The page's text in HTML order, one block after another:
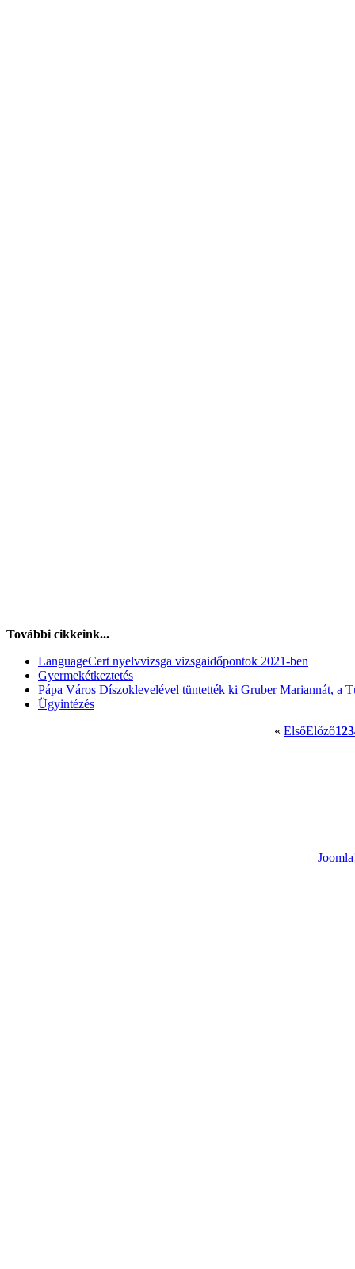
További cikkeink...
LanguageCert nyelvvizsga vizsgaidőpontok 2021-ben
Gyermekétkeztetés
Pápa Város Díszoklevelével tüntették ki Gruber Mariannát, a
Ügyintézés
« ElsőElőző123